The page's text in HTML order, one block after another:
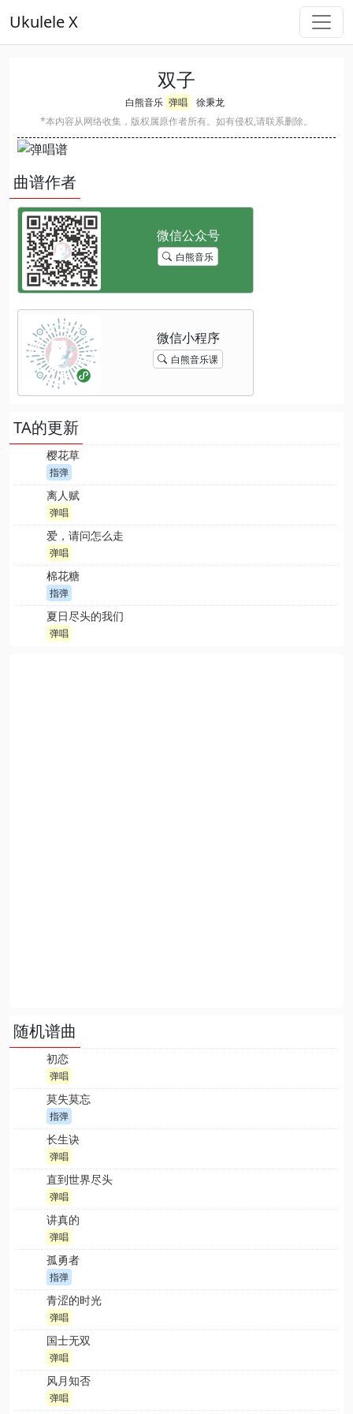
Ukulele X
双子
白熊音乐 弹唱
徐秉龙
*本内容从网络收集，版权属原作者所有。如有侵权,请联系删除。
曲谱作者
白熊音乐
白熊音乐课
TA的更新
樱花草
指弹
离人赋
弹唱
爱，请问怎么走
弹唱
棉花糖
指弹
夏日尽头的我们
弹唱
随机谱曲
初恋
弹唱
莫失莫忘
指弹
长生诀
弹唱
直到世界尽头
弹唱
讲真的
弹唱
孤勇者
指弹
青涩的时光
弹唱
国士无双
弹唱
风月知否
弹唱